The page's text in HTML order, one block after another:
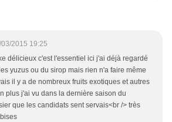
2015 19:25
délicieux c'est l'essentiel ici j'ai déjà regardé
yuzus ou du sirop mais rien n'a faire même
il y a de nombreux fruits exotiques et autres
plus j'ai vu dans la dernière saison du
que les candidats sent servais<br /> très